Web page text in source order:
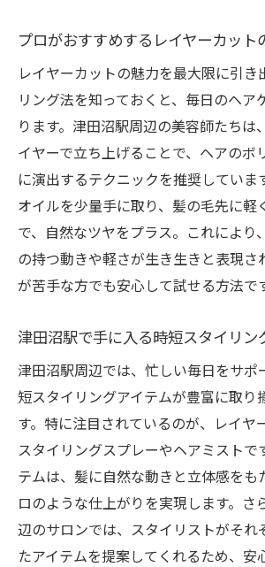
プロがおすすめするレイヤーカット
レイヤーカットの魅力を最大限に引き
リング法を知っておくと、毎日のヘア
ります。津田沼駅周辺の美容師たちは
イヤーで立ち上げることで、ヘアのボ
に演出するテクニックを推奨していま
オイルを少量手に取り、髪の毛先に軽
で、自然なツヤをプラス。これにより
の持つ動きや軽さが生き生きと表現さ
が苦手な方でも安心して試せる方法で
津田沼駅で手に入る時短スタイリン
津田沼駅周辺では、忙しい毎日をサポ
短スタイリングアイテムが豊富に取り
す。特に注目されているのが、レイヤ
スタイリングスプレーやヘアミストで
テムは、髪に自然な動きと立体感をも
ロのような仕上がりを実現します。さ
辺のサロンでは、スタイリストがそれ
たアイテムを提案してくれるため、安